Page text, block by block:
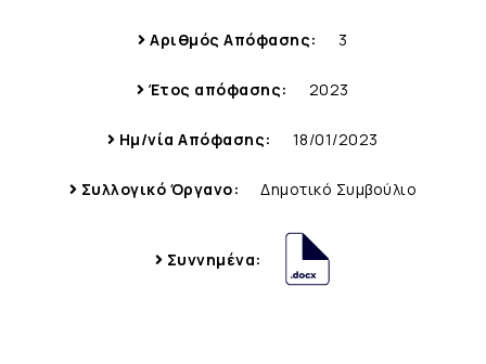
Αριθμός Απόφασης: 3
Έτος απόφασης: 2023
Ημ/νία Απόφασης: 18/01/2023
Συλλογικό Όργανο: Δημοτικό Συμβούλιο
Συννημένα: